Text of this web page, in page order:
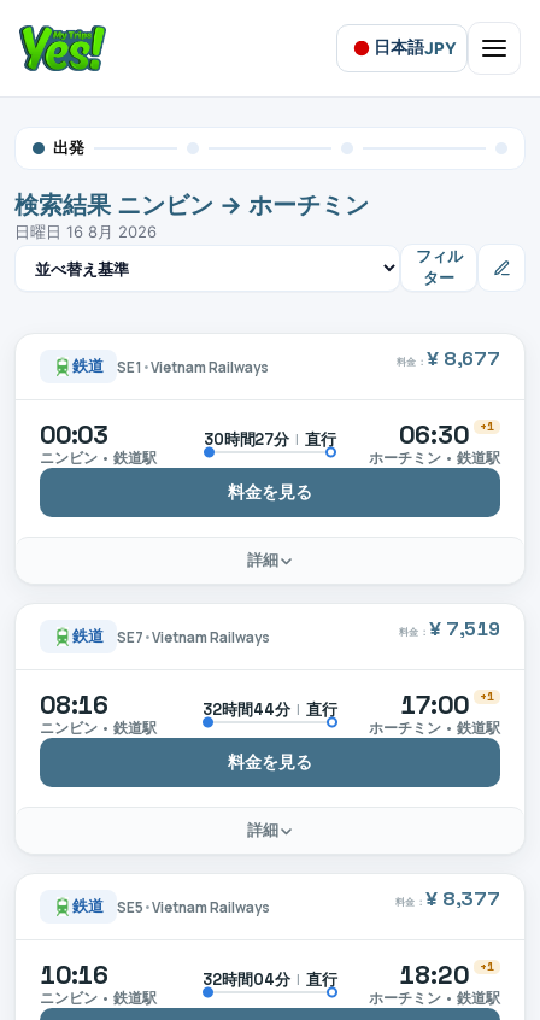
日本語JPY Open
出発
検索結果 ニンビン → ホーチミン
日曜日 16 8月 2026
フィル
ター
結果を並べ替え
鉄道 SE1 •Vietnam Railways 料金： ¥ 8,677
00:03
ニンビン • 鉄道駅
30時間27分 | 直行 06:30 +1
ホーチミン • 鉄道駅
料金を見る
詳細
鉄道 SE7 •Vietnam Railways 料金： ¥ 7,519
08:16
ニンビン • 鉄道駅
32時間44分 | 直行 17:00 +1
ホーチミン • 鉄道駅
料金を見る
詳細
鉄道 SE5 •Vietnam Railways 料金： ¥ 8,377
10:16
ニンビン • 鉄道駅
32時間04分 | 直行 18:20 +1
ホーチミン • 鉄道駅